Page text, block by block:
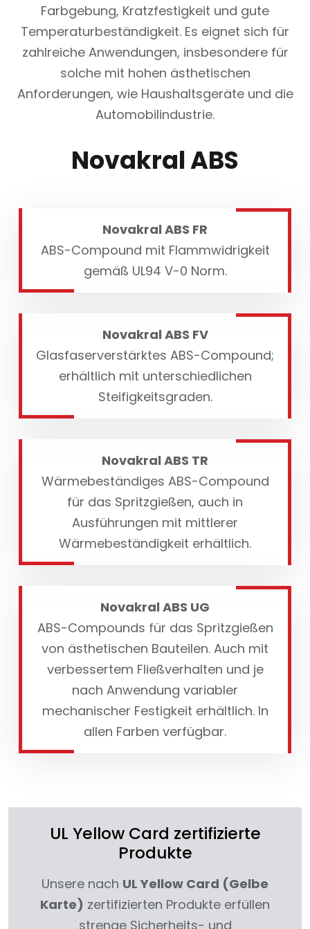
Farbgebung, Kratzfestigkeit und gute
Temperaturbeständigkeit. Es eignet sich für
zahlreiche Anwendungen, insbesondere für
solche mit hohen ästhetischen
Anforderungen, wie Haushaltsgeräte und die
Automobilindustrie.
Novakral ABS
Novakral ABS FR
ABS-Compound mit Flammwidrigkeit
gemäß UL94 V-0 Norm.
Novakral ABS FV
Glasfaserverstärktes ABS-Compound;
erhältlich mit unterschiedlichen
Steifigkeitsgraden.
Novakral ABS TR
Wärmebeständiges ABS-Compound
für das Spritzgießen, auch in
Ausführungen mit mittlerer
Wärmebeständigkeit erhältlich.
Novakral ABS UG
ABS-Compounds für das Spritzgießen
von ästhetischen Bauteilen. Auch mit
verbessertem Fließverhalten und je
nach Anwendung variabler
mechanischer Festigkeit erhältlich. In
allen Farben verfügbar.
UL Yellow Card zertifizierte
Produkte
Unsere nach UL Yellow Card (Gelbe
Karte) zertifizierten Produkte erfüllen
strenge Sicherheits- und